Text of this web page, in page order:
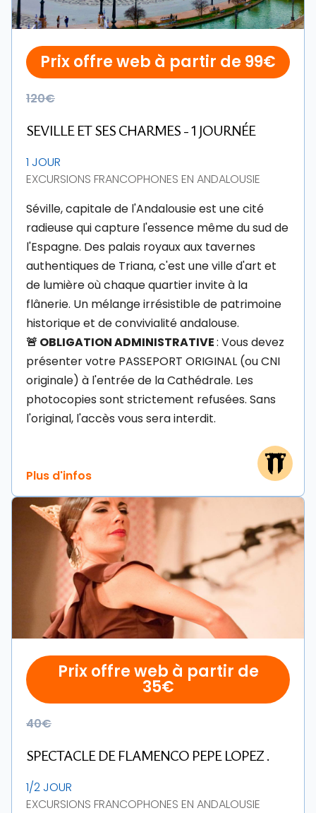
Prix offre web à partir de 99€
120€
SEVILLE ET SES CHARMES - 1 JOURNÉE
1 JOUR
EXCURSIONS FRANCOPHONES EN ANDALOUSIE
Séville, capitale de l'Andalousie est une cité
radieuse qui capture l'essence même du sud de
l'Espagne. Des palais royaux aux tavernes
authentiques de Triana, c'est une ville d'art et
de lumière où chaque quartier invite à la
flânerie. Un mélange irrésistible de patrimoine
historique et de convivialité andalouse.
🚨 OBLIGATION ADMINISTRATIVE: Vous devez
présenter votre PASSEPORT ORIGINAL (ou CNI
originale) à l'entrée de la Cathédrale. Les
photocopies sont strictement refusées. Sans
l'original, l'accès vous sera interdit.
Prix offre web à partir de
35€
40€
SPECTACLE DE FLAMENCO PEPE LOPEZ .
1/2 JOUR
EXCURSIONS FRANCOPHONES EN ANDALOUSIE